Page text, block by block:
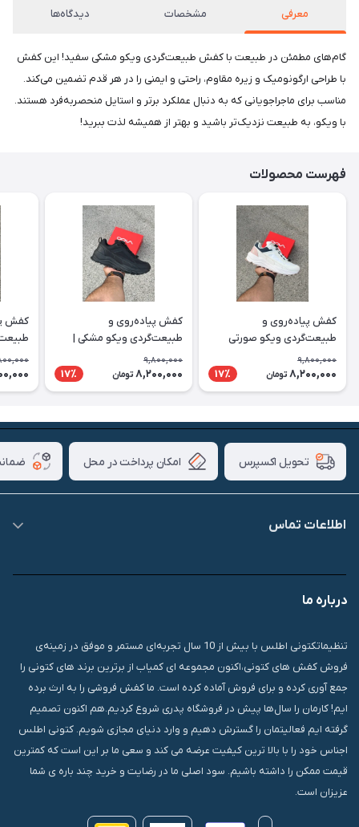
معرفی مشخصات دیدگاه‌ها
گام‌های مطمئن در طبیعت با کفش طبیعت‌گردی ویکو مشکی سفید! این کفش
با طراحی ارگونومیک و زیره مقاوم، راحتی و ایمنی را در هر قدم تضمین می‌کند.
مناسب برای ماجراجویانی که به دنبال عملکرد برتر و استایل منحصربه‌فرد هستند.
با ویکو، به طبیعت نزدیک‌تر باشید و بهتر از همیشه لذت ببرید!
فهرست محصولات
کفش پیاده‌روی و
طبیعت‌گردی ویکو صورتی
سفید | Vico
9,800,000
8,200,000 تومان 17٪
کفش پیاده‌روی و
طبیعت‌گردی ویکو مشکی |
9,800,000
8,200,000 تومان 17٪
کفش
تحویل اکسپرس امکان پرداخت در محل
اطلاعات تماس
درباره ما
تنظیماتکتونی اطلس با بیش از 10 سال تجربه‌ای مستمر و موفق در زمینه‌ی
فروش کفش های کتونی،اکنون مجموعه ای کمیاب از برترین برند های کتونی را
جمع آوری کرده و برای فروش آماده کرده است. ما کفش فروشی را به ارث برده
ایم! کارمان را سال‌ها پیش در فروشگاه پدری شروع کردیم.هم اکنون تصمیم
گرفته ایم فعالیتمان را گسترش دهیم و وارد دنیای مجازی شویم. کتونی اطلس
اجناس خود را با بالا ترین کیفیت عرضه می کند و سعی ما بر این است که کمترین
قیمت ممکن را داشته باشیم. سود اصلی ما در رضایت و خرید چند باره ی شما
عزیزان است.